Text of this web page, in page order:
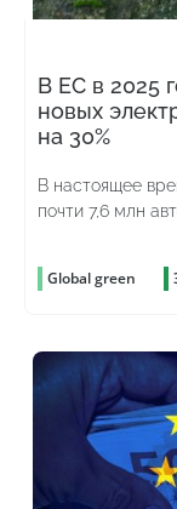
В ЕС в 2025
новых
на 30%
В настоящее
почти 7,6 млн
Global green